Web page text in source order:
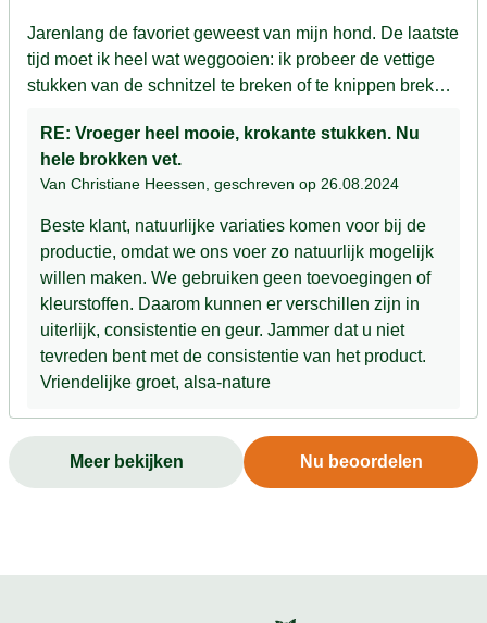
Jarenlang de favoriet geweest van mijn hond. De laatste
tijd moet ik heel wat weggooien: ik probeer de vettige
stukken van de schnitzel te breken of te knippen breken
, of soms moet ik een heel stuk ook gewoon weggooien.
Soms belandt zowat een kwart van de zak in de
vuilnisbak. Jammer, want dat was vroeger nooit het
geval. Ik koos zelfs speciaal voor Alsa omdat de
kwaliteit van de long hier uitstekend was
RE: Vroeger heel mooie, krokante stukken. Nu
hele brokken vet.
Van Christiane Heessen , geschreven op 26.08.2024
Beste klant, natuurlijke variaties komen voor bij de
productie, omdat we ons voer zo natuurlijk mogelijk
willen maken. We gebruiken geen toevoegingen of
kleurstoffen. Daarom kunnen er verschillen zijn in
uiterlijk, consistentie en geur. Jammer dat u niet
tevreden bent met de consistentie van het product.
Vriendelijke groet, alsa-nature
Meer bekijken Nu beoordelen